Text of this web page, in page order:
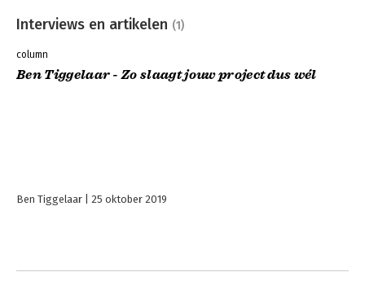
Interviews en artikelen (1)
column
Ben Tiggelaar - Zo slaagt jouw project dus wél
Ben Tiggelaar 25 oktober 2019